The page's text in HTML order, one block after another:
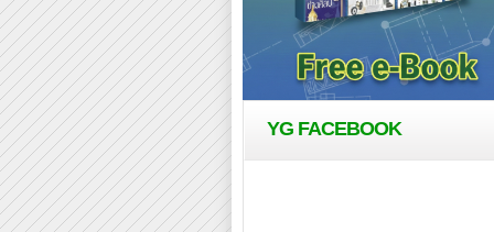
YG FACEBOOK